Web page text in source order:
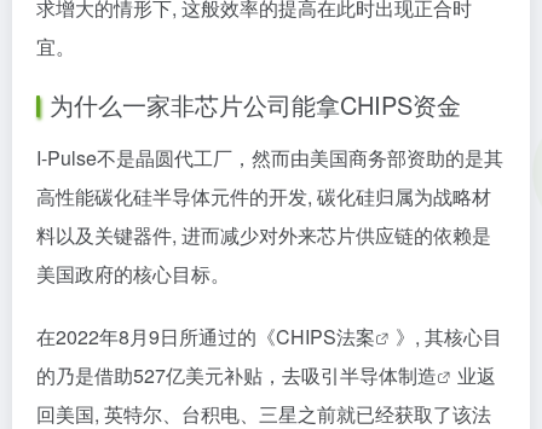
求增大的情形下, 这般效率的提高在此时出现正合时
宜。
为什么一家非芯片公司能拿CHIPS资金
I-Pulse不是晶圆代工厂，然而由美国商务部资助的是其
高性能碳化硅半导体元件的开发, 碳化硅归属为战略材
料以及关键器件, 进而减少对外来芯片供应链的依赖是
美国政府的核心目标。
在2022年8月9日所通过的《CHIPS法案
》, 其核心目
的乃是借助527亿美元补贴，去吸引半导体制造
业返
回美国, 英特尔、台积电、三星之前就已经获取了该法